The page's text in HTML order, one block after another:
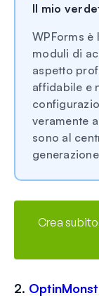
Il mio
WPForms
moduli di
aspetto
affidabile e
veramente
sono al
Crea
2.